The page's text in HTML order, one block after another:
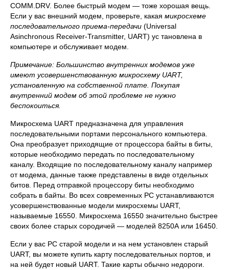
COMM.DRV. Более быстрый модем — тоже хорошая вещь.
Если у вас внешний модем, проверьте, какая микросхеме
последовательного приема-передачи (Universal
Asinchronous Receiver-Transmitter, UART) ус тановлена в
компьютере и обслуживает модем.
Примечание: Большинство внутренних модемов уже
имеют усовершенствованную микросхему UART,
установленную на собственной плате. Покупая
внутренний модем об этой проблеме не нужно
беспокоиться.
Микросхема UART предназначена для управления
последовательными портами персонального компьютера.
Она преобразует приходящие от процессора байты в биты,
которые необходимо передать по последовательному
каналу. Входящие по последовательному каналу например
от модема, данные также представлены в виде отдельных
битов. Перед отправкой процессору биты необходимо
собрать в байты. Во всех современных PC устанавливаются
усовершенствованные модели микросхемы UART,
называемые 16550. Микросхема 16550 значительно быстрее
своих более старых сородичей — моделей 8250А или 16450.
Если у вас PC старой модели и на нем установлен старый
UART, вы можете купить карту последовательных портов, и
на ней будет новый UART. Такие карты обычно недороги.